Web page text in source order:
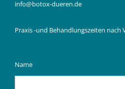
info@botox-dueren.de
Praxis -und Behandlungszeiten nach
Name